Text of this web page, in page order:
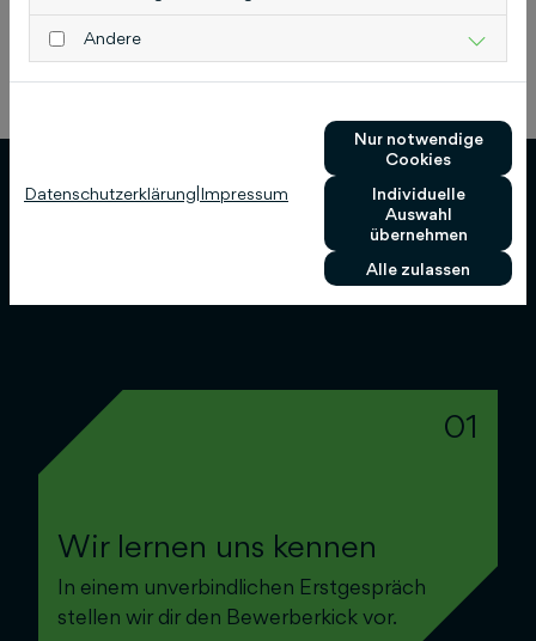
Jetzt beraten lassen!
So besetzen wir deine
01
Wir lernen uns kennen
In einem unverbindlichen Erstgespräch
stellen wir dir den Bewerberkick vor.
Andere
Datenschutzerklärung Impressum
Nur notwendige
Cookies
Individuelle
Auswahl
übernehmen
Alle zulassen